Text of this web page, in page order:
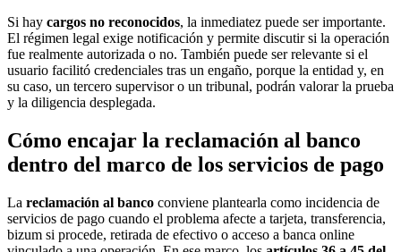
Si hay cargos no reconocidos, la inmediatez puede ser importante.
El régimen legal exige notificación y permite discutir si la operación
fue realmente autorizada o no. También puede ser relevante si el
usuario facilitó credenciales tras un engaño, porque la entidad y, en
su caso, un tercero supervisor o un tribunal, podrán valorar la prueba
y la diligencia desplegada.
Cómo encajar la reclamación al banco
dentro del marco de los servicios de pago
La reclamación al banco conviene plantearla como incidencia de
servicios de pago cuando el problema afecte a tarjeta, transferencia,
bizum si procede, retirada de efectivo o acceso a banca online